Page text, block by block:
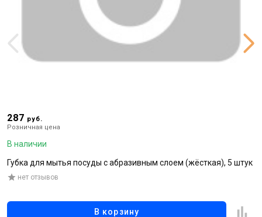
287 руб.
Розничная цена
В наличии
Губка для мытья посуды с абразивным слоем (жёсткая), 5 штук
нет отзывов
В корзину